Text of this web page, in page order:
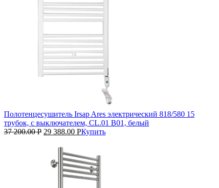
Полотенцесушитель Irsap Ares электрический 818/580 15
трубок, с выключателем, CL.01 B01, белый
37 200.00Р 29 388.00 РКупить